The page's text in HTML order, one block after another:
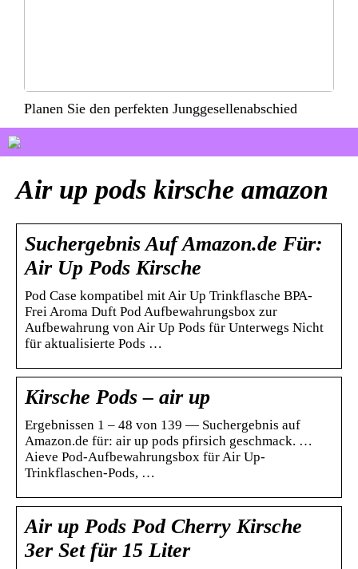
Planen Sie den perfekten Junggesellenabschied
Air up pods kirsche amazon
Suchergebnis Auf Amazon.de Für:
Air Up Pods Kirsche
Pod Case kompatibel mit Air Up Trinkflasche BPA-
Frei Aroma Duft Pod Aufbewahrungsbox zur
Aufbewahrung von Air Up Pods für Unterwegs Nicht
für aktualisierte Pods …
Kirsche Pods – air up
Ergebnissen 1 – 48 von 139 — Suchergebnis auf
Amazon.de für: air up pods pfirsich geschmack. …
Aieve Pod-Aufbewahrungsbox für Air Up-
Trinkflaschen-Pods, …
Air up Pods Pod Cherry Kirsche
3er Set für 15 Liter